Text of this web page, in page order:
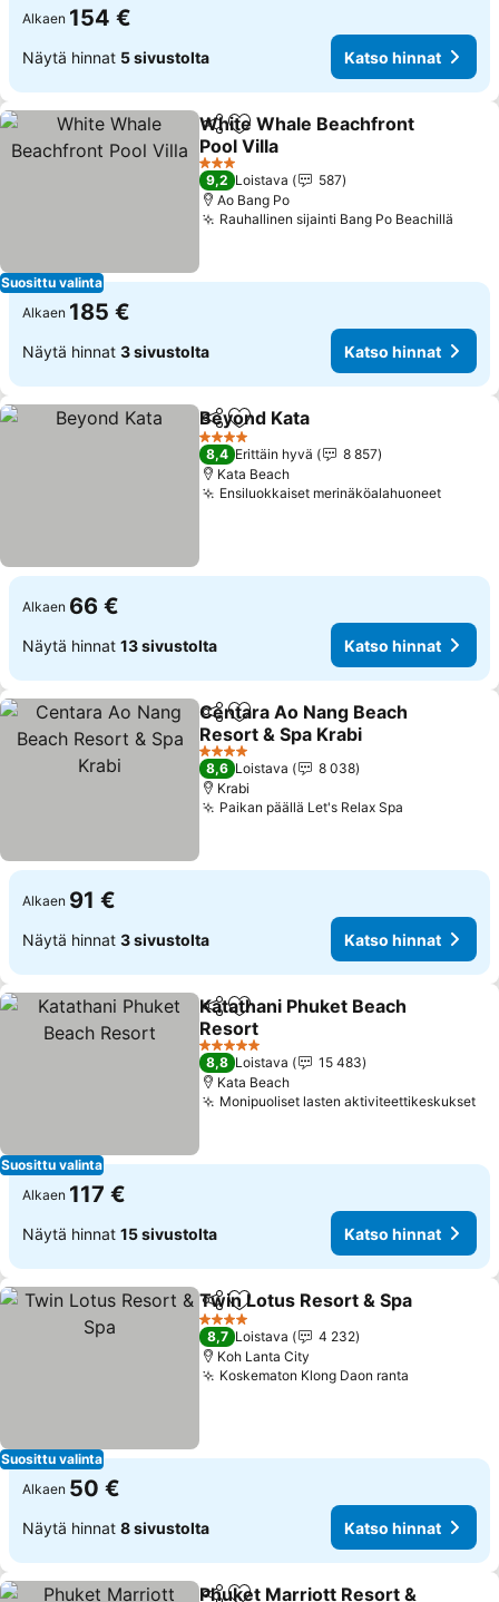
Alkaen 154 €
Näytä hinnat 5 sivustolta Katso hinnat
Suosittu valinta
Jaa Lisää suosikkeihin
White Whale Beachfront
Pool Villa
3 Tähtiluokitus
9,2 Loistava
587
Ao Bang Po
Rauhallinen sijainti Bang Po Beachillä
Alkaen 185 €
Näytä hinnat 3 sivustolta Katso hinnat
Jaa Lisää suosikkeihin
Beyond Kata
4 Tähtiluokitus
8,4 Erittäin hyvä
8 857
Kata Beach
Ensiluokkaiset merinäköalahuoneet
Alkaen 66 €
Näytä hinnat 13 sivustolta Katso hinnat
Jaa Lisää suosikkeihin
Centara Ao Nang Beach
Resort & Spa Krabi
4 Tähtiluokitus
8,6 Loistava
8 038
Krabi
Paikan päällä Let's Relax Spa
Alkaen 91 €
Näytä hinnat 3 sivustolta Katso hinnat
Suosittu valinta
Jaa Lisää suosikkeihin
Katathani Phuket Beach
Resort
5 Tähtiluokitus
8,8 Loistava
15 483
Kata Beach
Monipuoliset lasten aktiviteettikeskukset
Alkaen 117 €
Näytä hinnat 15 sivustolta Katso hinnat
Suosittu valinta
Jaa Lisää suosikkeihin
Twin Lotus Resort & Spa
4 Tähtiluokitus
8,7 Loistava
4 232
Koh Lanta City
Koskematon Klong Daon ranta
Alkaen 50 €
Näytä hinnat 8 sivustolta Katso hinnat
Phuket Marriott Resort &